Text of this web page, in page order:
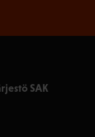
SAK